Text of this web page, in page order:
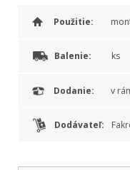
Použitie:
Balenie: ks
Dodanie: v
Dodávateľ: